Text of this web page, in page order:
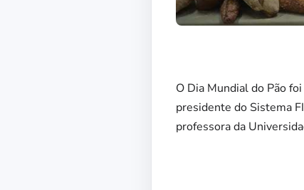
O Dia Mundial do Pão
presidente do Sistema
professora da